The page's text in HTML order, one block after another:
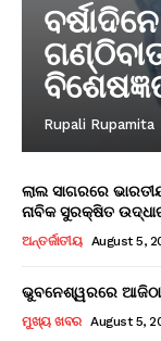
Rupali Rupamita
ଲାଲ ସାଗରରେ
ନାବିକ ସୁରକ୍ଷିତ
ଅନ୍ତର୍ଜାତୀୟ August 5,
ଭୁବନେଶ୍ୱରରେ
ମୁଖ୍ୟ ଖବର August 5,